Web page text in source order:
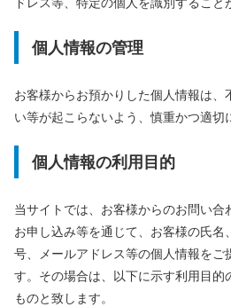
個人情報の管理
お客様からお預かりした個人情報は、
い等が起こらないよう、慎重かつ適切
個人情報の利用目的
当サイトでは、お客様からのお問い合
お申し込み等を通じて、お客様の氏名
号、メールアドレス等の個人情報をご
す。その場合は、以下に示す利用目的
ものと致します。